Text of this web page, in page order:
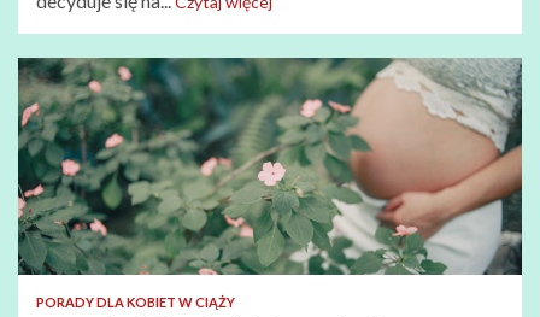
PORADY DLA KOBIET W CIĄŻY